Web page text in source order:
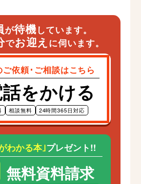
が待機しています。
でお迎えに伺います。
ご依頼･ご相談はこちら
をかける
相談無料 24時間365日対応
わかる本｣プレゼント!!
無料資料請求